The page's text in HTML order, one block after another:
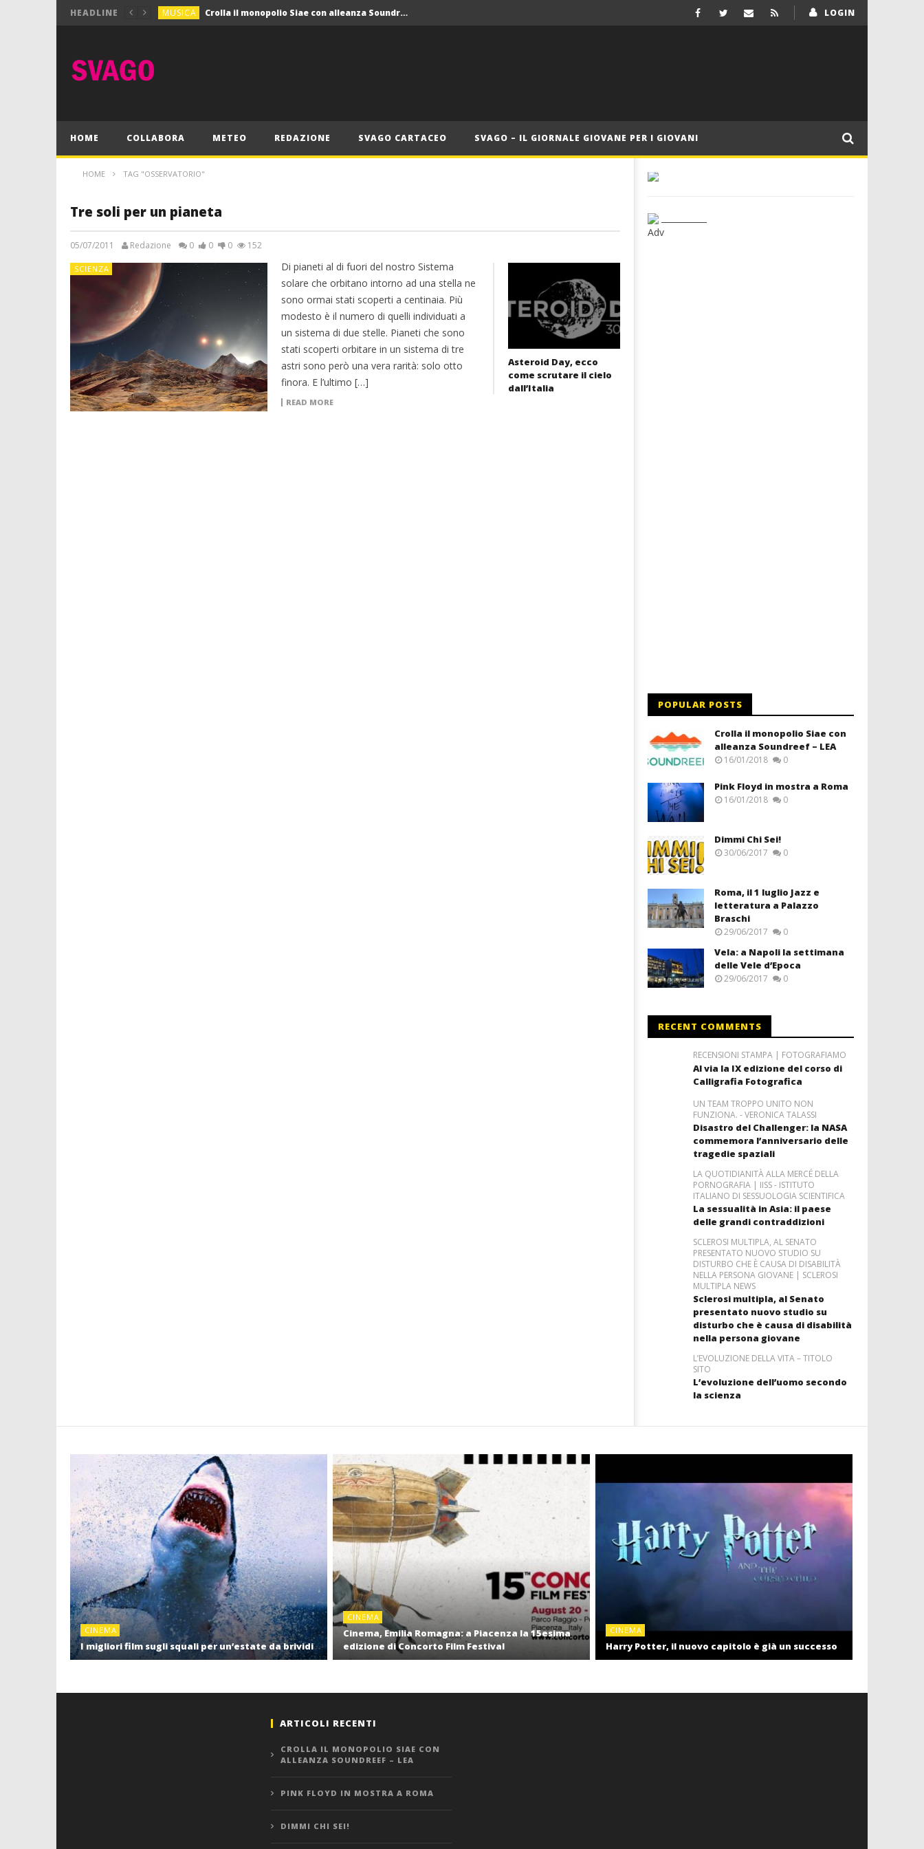
HEADLINE MUSICA Crolla il monopolio Siae con alleanza Soundreef – LEA
MUSICA Crolla il monopolio Siae con alleanza Soundreef – LEA
LOGIN
HOME COLLABORA METEO REDAZIONE SVAGO CARTACEO SVAGO – IL GIORNALE GIOVANE PER I GIOVANI
HOME TAG "OSSERVATORIO"
Tre soli per un pianeta
05/07/2011 Redazione 0 0 0 152
SCIENZA
Di pianeti al di fuori del nostro Sistema
solare che orbitano intorno ad una stella ne
sono ormai stati scoperti a centinaia. Più
modesto è il numero di quelli individuati a
un sistema di due stelle. Pianeti che sono
stati scoperti orbitare in un sistema di tre
astri sono però una vera rarità: solo otto
finora. E l’ultimo […]
READ MORE
Asteroid Day, ecco
come scrutare il cielo
dall’Italia
___________
Adv
POPULAR POSTS
Crolla il monopolio Siae con
alleanza Soundreef – LEA
16/01/2018 0
Pink Floyd in mostra a Roma
16/01/2018 0
Dimmi Chi Sei!
30/06/2017 0
Roma, il 1 luglio Jazz e
letteratura a Palazzo
Braschi
29/06/2017 0
Vela: a Napoli la settimana
delle Vele d’Epoca
29/06/2017 0
RECENT COMMENTS
RECENSIONI STAMPA | FOTOGRAFIAMO
Al via la IX edizione del corso di
Calligrafia Fotografica
UN TEAM TROPPO UNITO NON
FUNZIONA. - VERONICA TALASSI
Disastro del Challenger: la NASA
commemora l’anniversario delle
tragedie spaziali
LA QUOTIDIANITÀ ALLA MERCÉ DELLA
PORNOGRAFIA | IISS - ISTITUTO
ITALIANO DI SESSUOLOGIA SCIENTIFICA
La sessualità in Asia: il paese
delle grandi contraddizioni
SCLEROSI MULTIPLA, AL SENATO
PRESENTATO NUOVO STUDIO SU
DISTURBO CHE È CAUSA DI DISABILITÀ
NELLA PERSONA GIOVANE | SCLEROSI
MULTIPLA NEWS
Sclerosi multipla, al Senato
presentato nuovo studio su
disturbo che è causa di disabilità
nella persona giovane
L’EVOLUZIONE DELLA VITA – TITOLO
SITO
L’evoluzione dell’uomo secondo
la scienza
CINEMA
I migliori film sugli squali per un’estate da brividi
CINEMA
Cinema, Emilia Romagna: a Piacenza la 15esima
edizione di Concorto Film Festival
CINEMA
Harry Potter, il nuovo capitolo è già un successo
ARTICOLI RECENTI
CROLLA IL MONOPOLIO SIAE CON
ALLEANZA SOUNDREEF – LEA
PINK FLOYD IN MOSTRA A ROMA
DIMMI CHI SEI!